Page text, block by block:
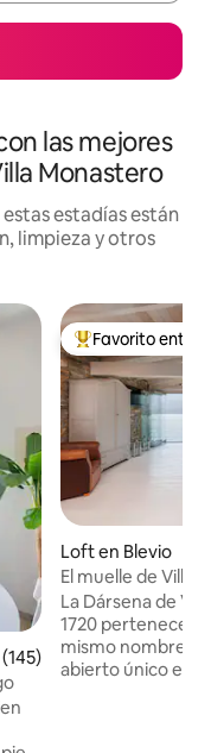
las mejores
Monastero
estadías están
limpieza y otros
promedio: 5 de
Favorito entre
Favorito entre
Loft en Blevio
El muelle de Villa
La Dársena de
1720 pertenece a
mismo nombre
abierto único en